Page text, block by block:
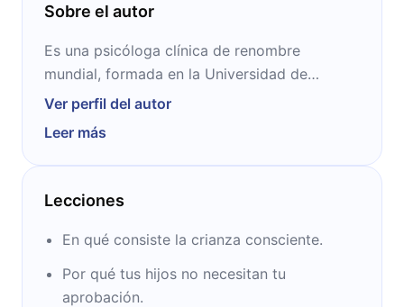
Sobre el autor
Es una psicóloga clínica de renombre
mundial, formada en la Universidad de
Columbia, en Nueva York. Se especializa en la
psicología occidental. Sus cursos y talleres
han ayudado a cientos de adultos y familias
alrededor del mundo.
Ver perfil del autor
Leer más
Lecciones
En qué consiste la crianza consciente.
Por qué tus hijos no necesitan tu
aprobación.